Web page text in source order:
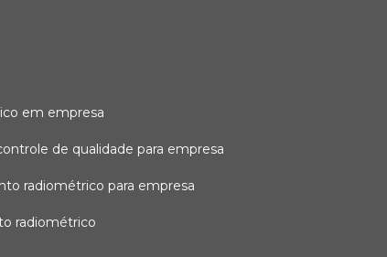
em empresa
de qualidade para empresa
radiométrico para empresa
radiométrico